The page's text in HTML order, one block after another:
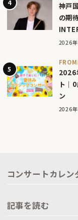
神戸
の期
2026
2026
ト｜
ン
2026
コンサートカレン
記事を読む